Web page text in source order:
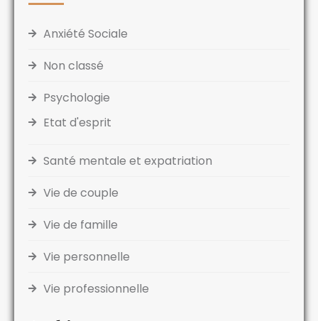
Anxiété Sociale
Non classé
Psychologie
Etat d'esprit
Santé mentale et expatriation
Vie de couple
Vie de famille
Vie personnelle
Vie professionnelle